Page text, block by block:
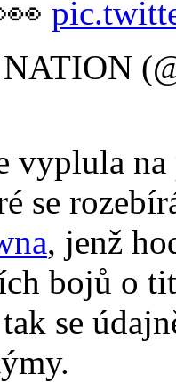
vyplula
se
, jenž
bojů o
se